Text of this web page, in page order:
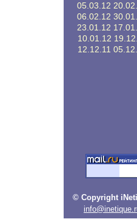
05.03.12
06.02.12
23.01.12
10.01.12
12.12.11
© Copyright